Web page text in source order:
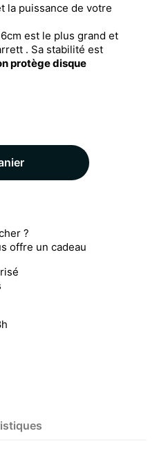
la puissance de votre
est le plus grand et
. Sa stabilité est
protège disque
?
offre un cadeau